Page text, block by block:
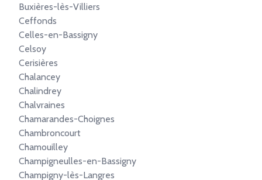
Buxières-lès-Villiers
Ceffonds
Celles-en-Bassigny
Celsoy
Cerisières
Chalancey
Chalindrey
Chalvraines
Chamarandes-Choignes
Chambroncourt
Chamouilley
Champigneulles-en-Bassigny
Champigny-lès-Langres